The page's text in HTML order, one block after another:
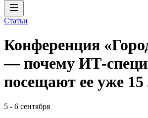
Статьи
Конференция
— почему ИТ-
посещают ее уже 15
5 - 6 сентября